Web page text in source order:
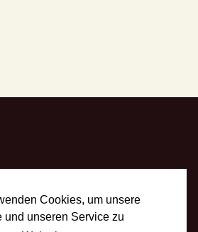
Cookies, um unsere
und unseren Service zu